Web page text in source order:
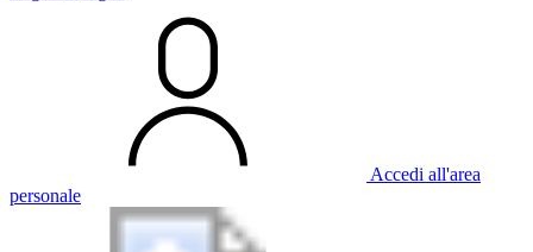
Accedi all'area
personale